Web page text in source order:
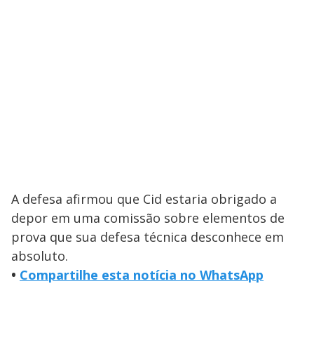
A defesa afirmou que Cid estaria obrigado a
depor em uma comissão sobre elementos de
prova que sua defesa técnica desconhece em
absoluto.
• Compartilhe esta notícia no WhatsApp